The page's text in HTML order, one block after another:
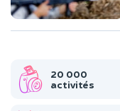
20 000
activités